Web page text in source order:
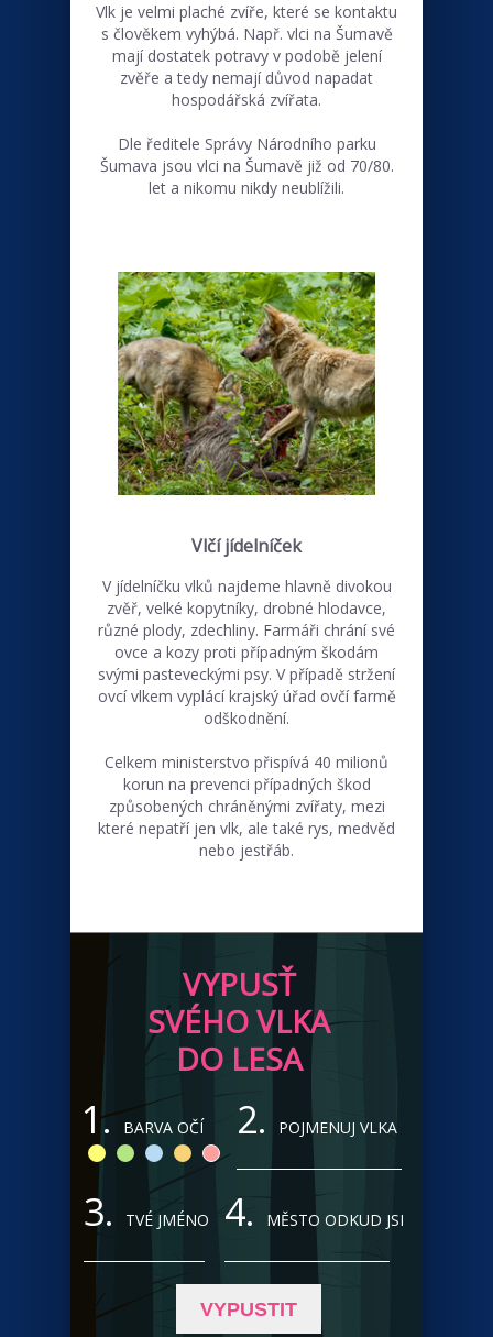
Vlk je velmi plaché zvíře, které se kontaktu
s člověkem vyhýbá. Např. vlci na Šumavě
mají dostatek potravy v podobě jelení
zvěře a tedy nemají důvod napadat
hospodářská zvířata.
Dle ředitele Správy Národního parku
Šumava jsou vlci na Šumavě již od 70/80.
let a nikomu nikdy neublížili.
Vlčí jídelníček
V jídelníčku vlků najdeme hlavně divokou
zvěř, velké kopytníky, drobné hlodavce,
různé plody, zdechliny. Farmáři chrání své
ovce a kozy proti případným škodám
svými pasteveckými psy. V případě stržení
ovcí vlkem vyplácí krajský úřad ovčí farmě
odškodnění.
Celkem ministerstvo přispívá 40 milionů
korun na prevenci případných škod
způsobených chráněnými zvířaty, mezi
které nepatří jen vlk, ale také rys, medvěd
nebo jestřáb.
VYPUSŤ
SVÉHO VLKA
DO LESA
1. BARVA OČÍ 2. POJMENUJ VLKA
3. TVÉ JMÉNO 4. MĚSTO ODKUD JSI